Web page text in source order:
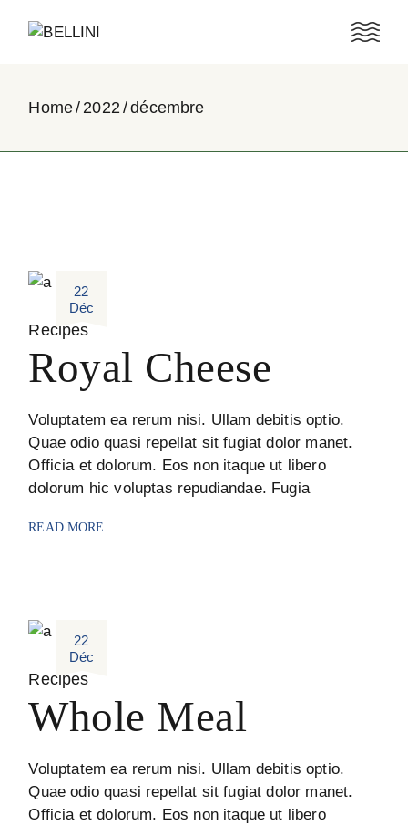
Home 2022 décembre
22
Déc
Recipes
Royal Cheese
Voluptatem ea rerum nisi. Ullam debitis optio.
Quae odio quasi repellat sit fugiat dolor manet.
Officia et dolorum. Eos non itaque ut libero
dolorum hic voluptas repudiandae. Fugia
READ MORE
22
Déc
Recipes
Whole Meal
Voluptatem ea rerum nisi. Ullam debitis optio.
Quae odio quasi repellat sit fugiat dolor manet.
Officia et dolorum. Eos non itaque ut libero